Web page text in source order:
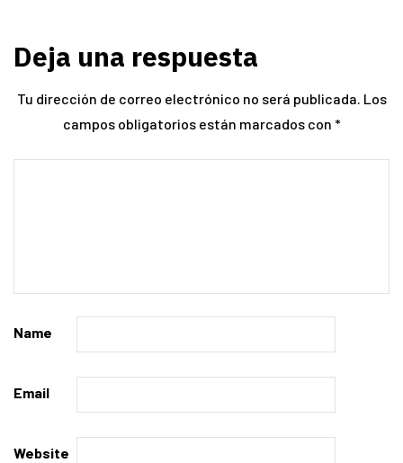
Deja una respuesta
Tu dirección de correo electrónico no será publicada. Los
campos obligatorios están marcados con *
Name
Email
Website